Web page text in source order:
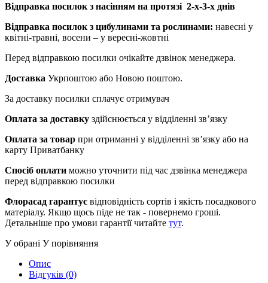
Відправка посилок з насінням на протязі 2-х-3-х днів
Відправка посилок з цибулинами та рослинами: навесні у
квітні-травні, восени – у вересні-жовтні
Перед відправкою посилки очікайте дзвінок менеджера.
Доставка Укрпоштою або Новою поштою.
За доставку посилки сплачує отримувач
Оплата за доставку здійснюється у відділенні зв’язку
Оплата за товар при отриманні у відділенні зв’язку або на
карту Приватбанку
Спосіб оплати можно уточнити під час дзвінка менеджера
перед відправкою посилки
Флорасад гарантує відповідність сортів і якість посадкового
матеріалу. Якщо щось піде не так - повернемо гроші.
Детальніше про умови гарантії читайте тут.
У обрані У порівняння
Опис
Відгуків (0)